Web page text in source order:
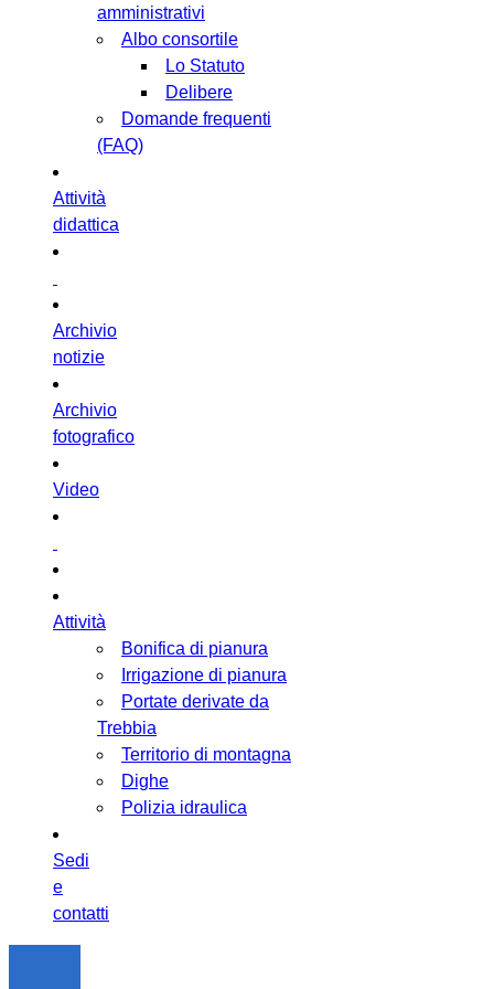
amministrativi
Albo consortile
Lo Statuto
Delibere
Domande frequenti
(FAQ)
Attività
didattica
Archivio
notizie
Archivio
fotografico
Video
Attività
Bonifica di pianura
Irrigazione di pianura
Portate derivate da
Trebbia
Territorio di montagna
Dighe
Polizia idraulica
Sedi
e
contatti